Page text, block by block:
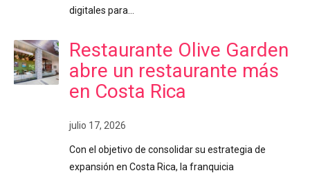
digitales para…
Restaurante Olive Garden
abre un restaurante más
en Costa Rica
julio 17, 2026
Con el objetivo de consolidar su estrategia de
expansión en Costa Rica, la franquicia